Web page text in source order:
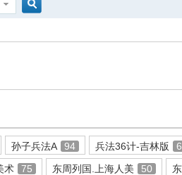
孙子兵法A 94 兵法36计-吉林版 6
术 75 东周列国.上海人美 50